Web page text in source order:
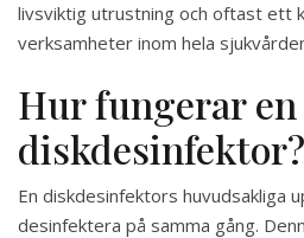
livsviktig utrustning och oftast ett
verksamheter inom hela
Hur fungerar en
diskdesinfektor?
En diskdesinfektors huvudsakliga
desinfektera på samma gång.